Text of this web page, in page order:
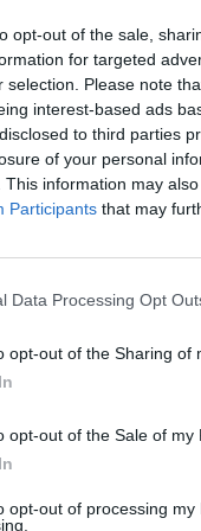
opt-out of the sale,
for targeted
selection. Please note
interest-based ads
to third parties
of your personal
This information may
Participants that may
Data Processing Opt
opt-out of the Sharing of
opt-out of the Sale of my
opt-out of processing
Vi racconto cosa è
e capitano
come sta la
virus.